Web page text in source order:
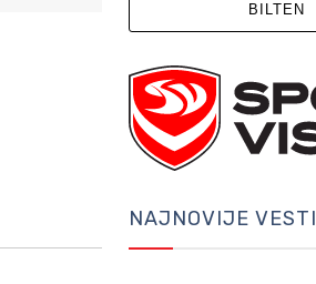
BILTEN
NAJNOVIJE VESTI